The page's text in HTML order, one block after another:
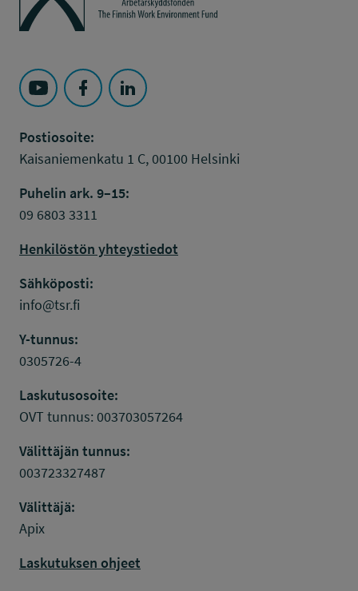
Seuraa Työsuojelurahasto kohteessa: YouTube
Seuraa Työsuojelurahasto kohteessa:
Seuraa Työsuojelurahasto kohteessa:
Postiosoite:
Kaisaniemenkatu 1 C, 00100 Helsinki
Puhelin ark. 9–15:
09 6803 3311
Henkilöstön yhteystiedot
Sähköposti:
info@tsr.fi
Y-tunnus:
0305726-4
Laskutusosoite:
OVT tunnus: 003703057264
Välittäjän tunnus:
003723327487
Välittäjä:
Apix
Laskutuksen ohjeet